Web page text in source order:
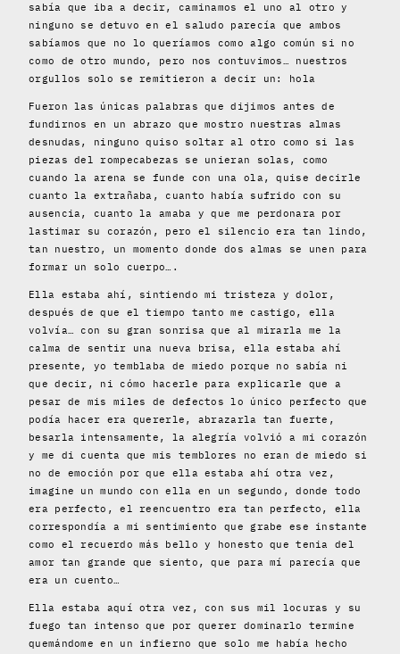
sabía que iba a decir, caminamos el uno al otro y
ninguno se detuvo en el saludo parecía que ambos
sabíamos que no lo queríamos como algo común si no
como de otro mundo, pero nos contuvimos… nuestros
orgullos solo se remitieron a decir un: hola
Fueron las únicas palabras que dijimos antes de
fundirnos en un abrazo que mostro nuestras almas
desnudas, ninguno quiso soltar al otro como si las
piezas del rompecabezas se unieran solas, como
cuando la arena se funde con una ola, quise decirle
cuanto la extrañaba, cuanto había sufrido con su
ausencia, cuanto la amaba y que me perdonara por
lastimar su corazón, pero el silencio era tan lindo,
tan nuestro, un momento donde dos almas se unen para
formar un solo cuerpo….
Ella estaba ahí, sintiendo mi tristeza y dolor,
después de que el tiempo tanto me castigo, ella
volvía… con su gran sonrisa que al mirarla me la
calma de sentir una nueva brisa, ella estaba ahí
presente, yo temblaba de miedo porque no sabía ni
que decir, ni cómo hacerle para explicarle que a
pesar de mis miles de defectos lo único perfecto que
podía hacer era quererle, abrazarla tan fuerte,
besarla intensamente, la alegría volvió a mi corazón
y me di cuenta que mis temblores no eran de miedo si
no de emoción por que ella estaba ahí otra vez,
imagine un mundo con ella en un segundo, donde todo
era perfecto, el reencuentro era tan perfecto, ella
correspondía a mi sentimiento que grabe ese instante
como el recuerdo más bello y honesto que tenia del
amor tan grande que siento, que para mí parecía que
era un cuento…
Ella estaba aquí otra vez, con sus mil locuras y su
fuego tan intenso que por querer dominarlo termine
quemándome en un infierno que solo me había hecho